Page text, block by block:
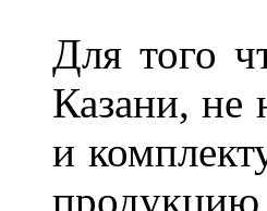
Для того
Казани, не
и